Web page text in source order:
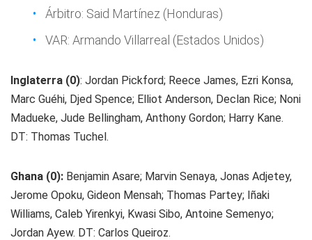
Árbitro: Said Martínez (Honduras)
VAR: Armando Villarreal (Estados Unidos)
Inglaterra (0): Jordan Pickford; Reece James, Ezri Konsa,
Marc Guéhi, Djed Spence; Elliot Anderson, Declan Rice; Noni
Madueke, Jude Bellingham, Anthony Gordon; Harry Kane.
DT: Thomas Tuchel.
Ghana (0): Benjamin Asare; Marvin Senaya, Jonas Adjetey,
Jerome Opoku, Gideon Mensah; Thomas Partey; Iñaki
Williams, Caleb Yirenkyi, Kwasi Sibo, Antoine Semenyo;
Jordan Ayew. DT: Carlos Queiroz.